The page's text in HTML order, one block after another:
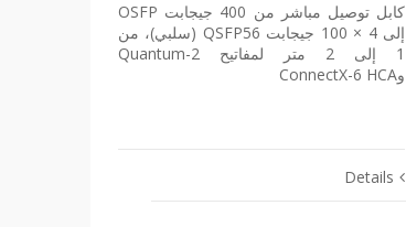
كابل توصيل مباشر من 400 جيجابت OSFP
إلى 4 × 100 جيجابت QSFP56 (سلبي)، من
1 إلى 2 متر لمفاتيح Quantum-2
وConnectX-6 HCA
Details